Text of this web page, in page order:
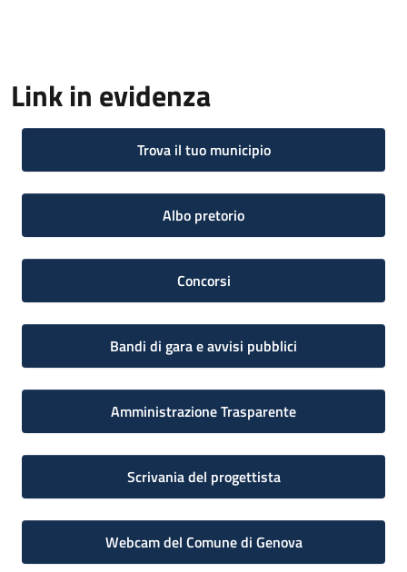
Link in evidenza
Trova il tuo municipio
Albo pretorio
Concorsi
Bandi di gara e avvisi pubblici
Amministrazione Trasparente
Scrivania del progettista
Webcam del Comune di Genova